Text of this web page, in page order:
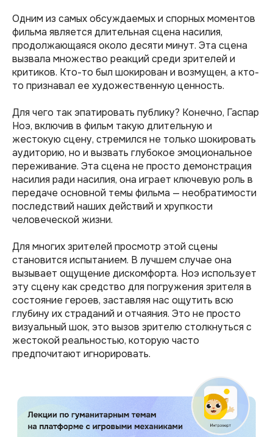
Одним из самых обсуждаемых и спорных моментов
фильма является длительная сцена насилия,
продолжающаяся около десяти минут. Эта сцена
вызвала множество реакций среди зрителей и
критиков. Кто-то был шокирован и возмущен, а кто-
то признавал ее художественную ценность.
Для чего так эпатировать публику? Конечно, Гаспар
Ноэ, включив в фильм такую длительную и
жестокую сцену, стремился не только шокировать
аудиторию, но и вызвать глубокое эмоциональное
переживание. Эта сцена не просто демонстрация
насилия ради насилия, она играет ключевую роль в
передаче основной темы фильма — необратимости
последствий наших действий и хрупкости
человеческой жизни.
Для многих зрителей просмотр этой сцены
становится испытанием. В лучшем случае она
вызывает ощущение дискомфорта. Ноэ использует
эту сцену как средство для погружения зрителя в
состояние героев, заставляя нас ощутить всю
глубину их страданий и отчаяния. Это не просто
визуальный шок, это вызов зрителю столкнуться с
жестокой реальностью, которую часто
предпочитают игнорировать.